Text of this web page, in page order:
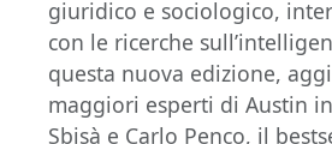
giuridico e sociologico,
con le ricerche
questa nuova edizione,
maggiori esperti di Austin
Sbisà e Carlo Penco, il